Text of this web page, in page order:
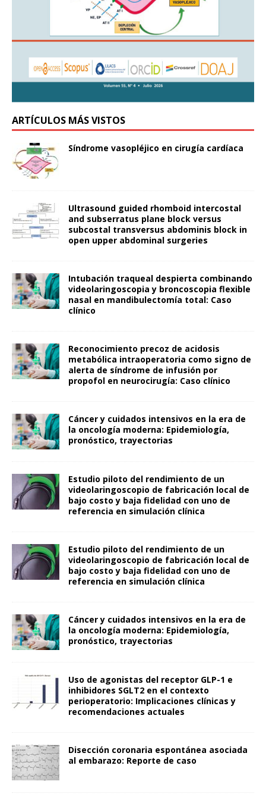
ARTÍCULOS MÁS VISTOS
Síndrome vasopléjico en cirugía cardíaca
Ultrasound guided rhomboid intercostal
and subserratus plane block versus
subcostal transversus abdominis block in
open upper abdominal surgeries
Intubación traqueal despierta combinando
videolaringoscopia y broncoscopia flexible
nasal en mandibulectomía total: Caso
clínico
Reconocimiento precoz de acidosis
metabólica intraoperatoria como signo de
alerta de síndrome de infusión por
propofol en neurocirugía: Caso clínico
Cáncer y cuidados intensivos en la era de
la oncología moderna: Epidemiología,
pronóstico, trayectorias
Estudio piloto del rendimiento de un
videolaringoscopio de fabricación local de
bajo costo y baja fidelidad con uno de
referencia en simulación clínica
Estudio piloto del rendimiento de un
videolaringoscopio de fabricación local de
bajo costo y baja fidelidad con uno de
referencia en simulación clínica
Cáncer y cuidados intensivos en la era de
la oncología moderna: Epidemiología,
pronóstico, trayectorias
Uso de agonistas del receptor GLP-1 e
inhibidores SGLT2 en el contexto
perioperatorio: Implicaciones clínicas y
recomendaciones actuales
Disección coronaria espontánea asociada
al embarazo: Reporte de caso